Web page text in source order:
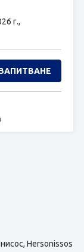
г.,
Hersonissos